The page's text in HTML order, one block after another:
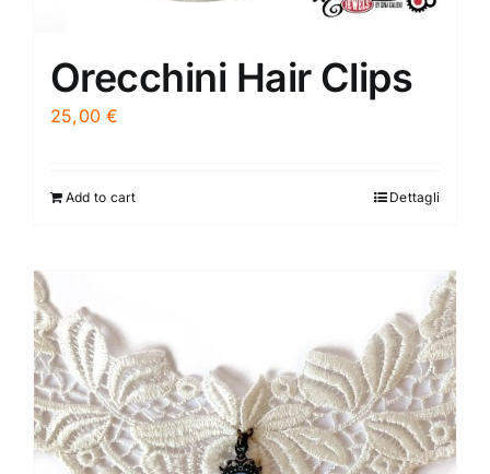
Orecchini Hair Clips
25,00€
Add to cart Dettagli